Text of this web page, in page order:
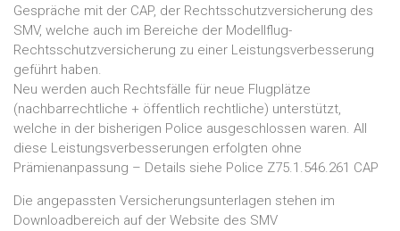
Gespräche mit der CAP, der Rechtsschutzversicherung des
SMV, welche auch im Bereiche der Modellflug-
Rechtsschutzversicherung zu einer Leistungsverbesserung
geführt haben.
Neu werden auch Rechtsfälle für neue Flugplätze
(nachbarrechtliche + öffentlich rechtliche) unterstützt,
welche in der bisherigen Police ausgeschlossen waren. All
diese Leistungsverbesserungen erfolgten ohne
Prämienanpassung – Details siehe Police Z75.1.546.261 CAP
Die angepassten Versicherungsunterlagen stehen im
Downloadbereich auf der Website des SMV